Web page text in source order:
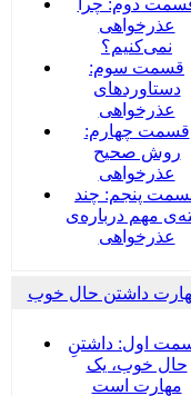
دوم: چرا
عذرخواهی
نمی‌کنیم؟
قسمت سوم:
دستاوردهای
عذرخواهی
قسمت چهارم:
روش صحیح
عذرخواهی
پنجم: چند
مهم درباره‌ی
عذرخواهی
داشتن حال خوب
اول: داشتنِ
حال خوب، یک
مهارت است